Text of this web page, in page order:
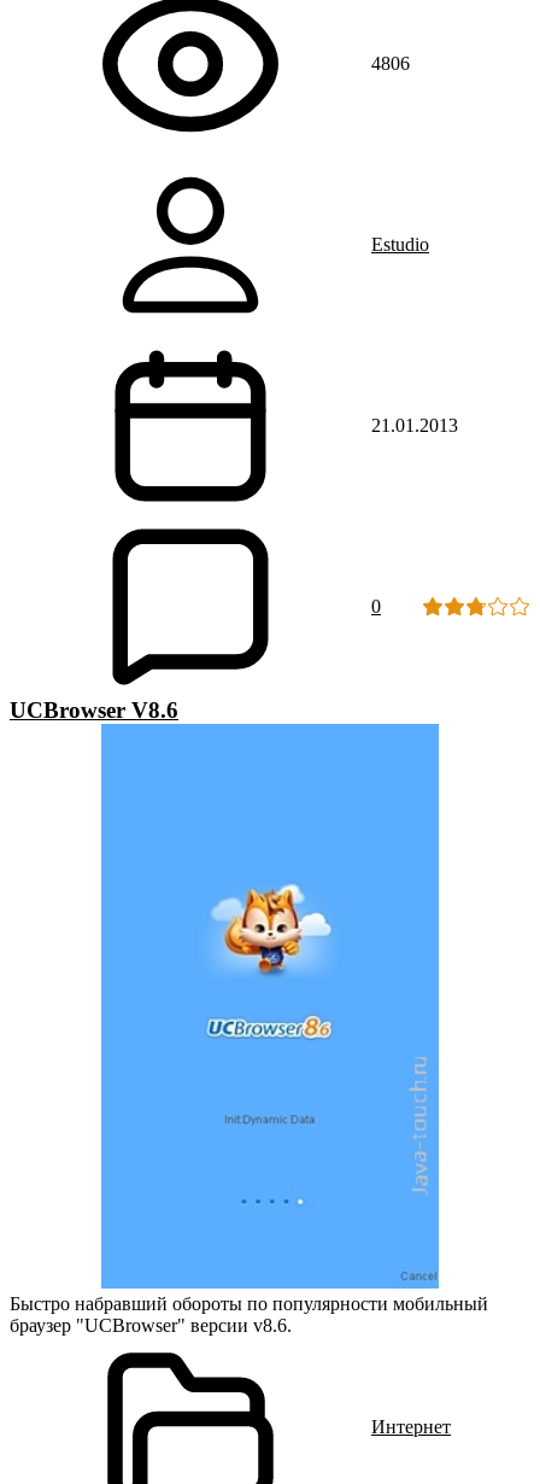
4806
Estudio
21.01.2013
0
UCBrowser V8.6
Быстро набравший обороты по популярности мобильный
браузер "UCBrowser" версии v8.6.
Интернет